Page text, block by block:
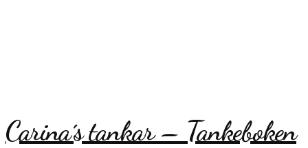
Carina´s tankar – Tankeboken